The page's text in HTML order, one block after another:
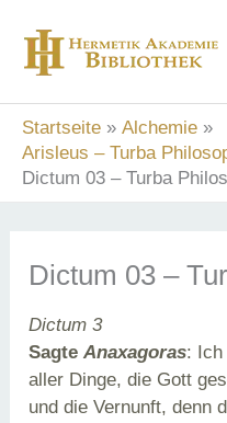
Inhalt
springen
Startseite
Alchemie
Arisleus – Turba
Dictum 03 – Turba
Dictum 03 –
Dictum 3
SagteAnaxagoras: Ich
aller Dinge, die Gott
und die Vernunft, denn